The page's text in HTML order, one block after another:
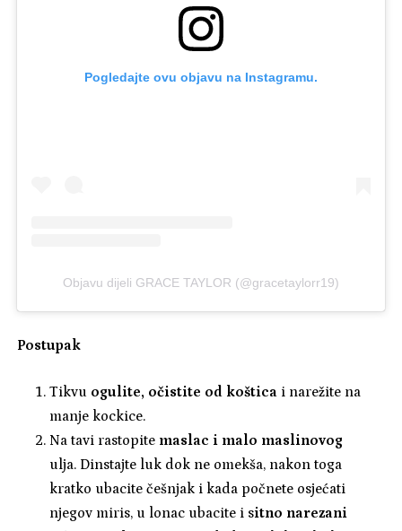
Pogledajte ovu objavu na Instagramu.
Objavu dijeli GRACE TAYLOR (@gracetaylorr19)
Postupak
Tikvu ogulite, očistite od koštica i narežite na
manje kockice.
Na tavi rastopite maslac i malo maslinovog
ulja. Dinstajte luk dok ne omekša, nakon toga
kratko ubacite češnjak i kada počnete osjećati
njegov miris, u lonac ubacite i sitno narezani